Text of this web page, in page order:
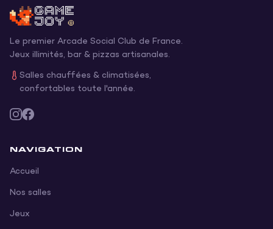
Le premier Arcade Social Club de France.
Jeux illimités, bar & pizzas artisanales.
Salles chauffées & climatisées,
confortables toute l'année.
NAVIGATION
Accueil
Nos salles
Jeux